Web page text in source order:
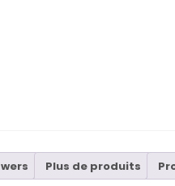
Plus de produits